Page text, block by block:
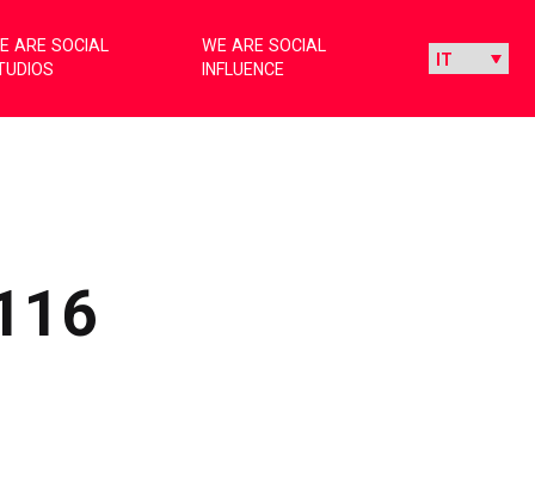
ARE SOCIAL
WE ARE SOCIAL
INFLUENCE